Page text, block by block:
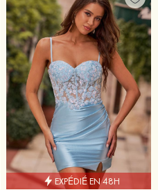
EXPÉDIÉ EN 48H